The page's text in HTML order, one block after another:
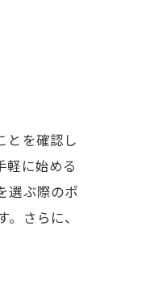
とを確認し
軽に始める
選ぶ際のポ
さらに、